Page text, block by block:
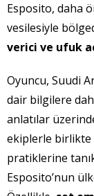
Esposito, daha
vesilesiyle
verici ve ufuk
Oyuncu, Suudi
dair bilgilere
anlatılar
ekiplerle birlikte
pratiklerine
Esposito’nun